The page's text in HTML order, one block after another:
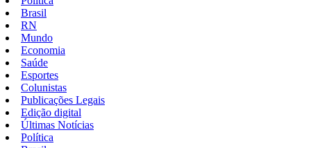
Brasil
RN
Mundo
Economia
Saúde
Esportes
Colunistas
Publicações Legais
Edição digital
Últimas Notícias
Política